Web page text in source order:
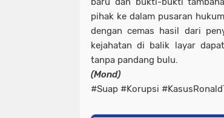
pihak ke dalam pusaran
dengan cemas hasil dari
kejahatan di balik layar
tanpa pandang bulu.
(Mond)
#Suap #Korupsi